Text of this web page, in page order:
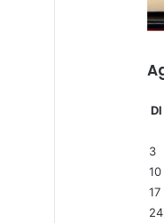
Dl
3
10
17
24